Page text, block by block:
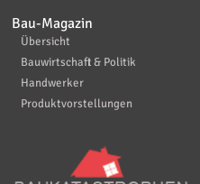
Bau-Magazin
Übersicht
Bauwirtschaft & Politik
Handwerker
Produktvorstellungen